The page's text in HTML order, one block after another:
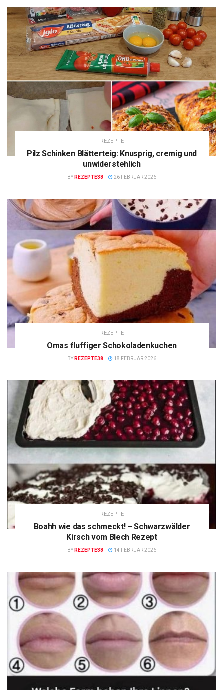
REZEPTE
Pilz Schinken Blätterteig: Knusprig, cremig und
unwiderstehlich
BY REZEPTE38 26 FEBRUAR 2026
REZEPTE
Omas fluffiger Schokoladenkuchen
BY REZEPTE38 18 FEBRUAR 2026
REZEPTE
Boahh wie das schmeckt! – Schwarzwälder
Kirsch vom Blech Rezept
BY REZEPTE38 14 FEBRUAR 2026